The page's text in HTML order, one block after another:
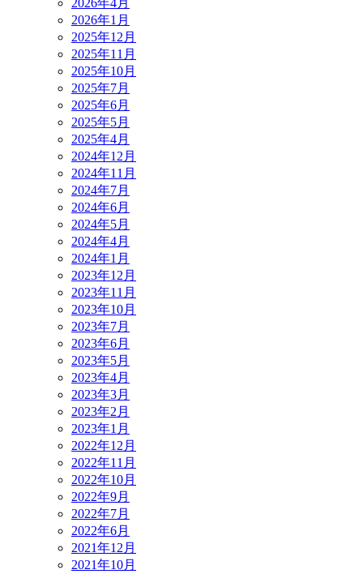
2026年4月
2026年1月
2025年12月
2025年11月
2025年10月
2025年7月
2025年6月
2025年5月
2025年4月
2024年12月
2024年11月
2024年7月
2024年6月
2024年5月
2024年4月
2024年1月
2023年12月
2023年11月
2023年10月
2023年7月
2023年6月
2023年5月
2023年4月
2023年3月
2023年2月
2023年1月
2022年12月
2022年11月
2022年10月
2022年9月
2022年7月
2022年6月
2021年12月
2021年10月